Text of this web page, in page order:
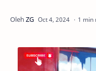
1 min